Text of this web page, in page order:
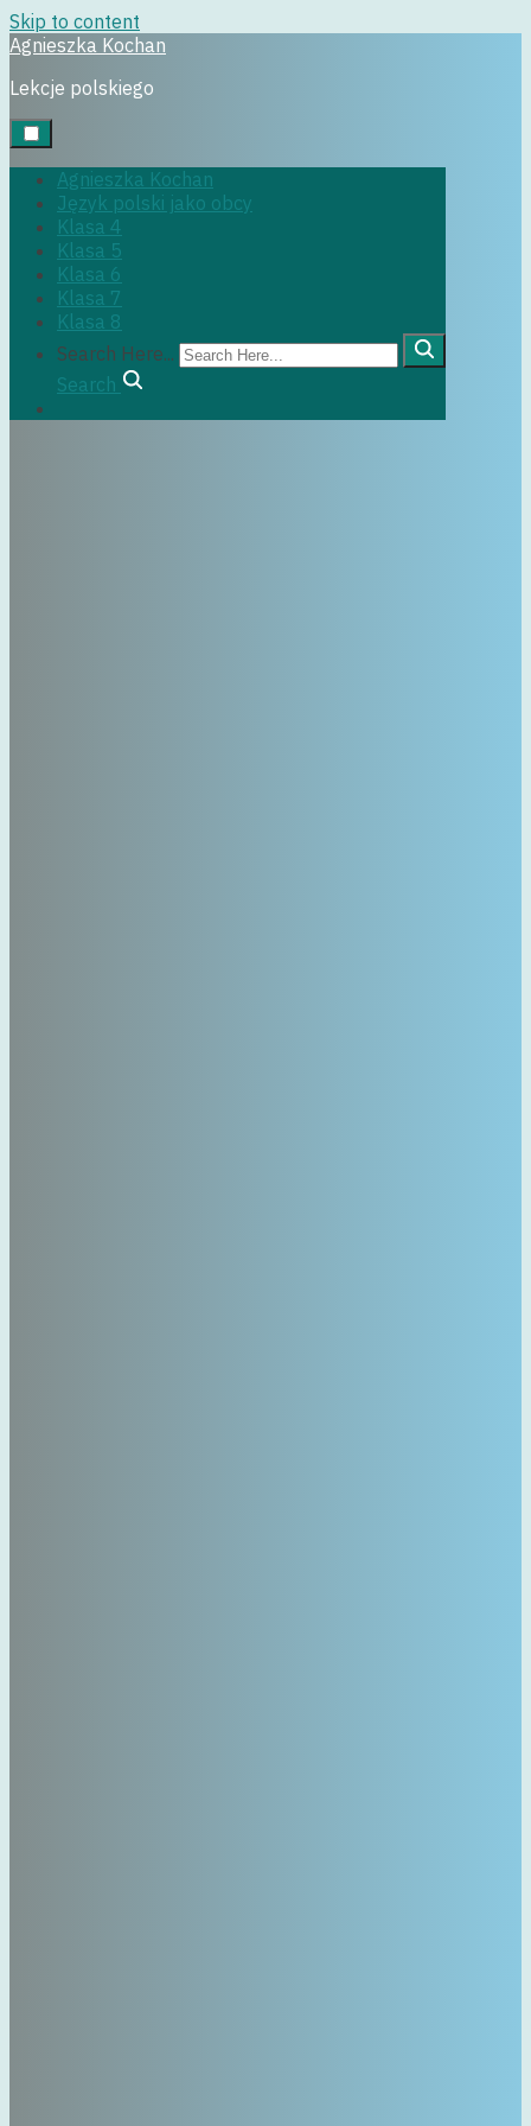
Skip to content
Agnieszka Kochan
Lekcje polskiego
Agnieszka Kochan
Język polski jako obcy
Klasa 4
Klasa 5
Klasa 6
Klasa 7
Klasa 8
Search Here...
Search
klasa5